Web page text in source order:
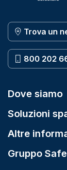
Trova un
800 202
Dove siamo
Soluzioni
Altre
Gruppo